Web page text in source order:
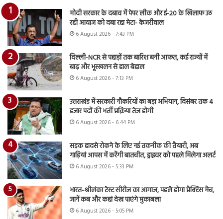
मोदी सरकार के दबाव में पेपर लीक और ई-20 के खिलाफ उठ
रही आवाज को दबा रहा मेटा- केजरीवाल
6 August 2026 - 7:43 PM
दिल्ली-NCR से पहाड़ों तक बारिश बनी आफत, कई राज्यों में
बाढ़ और भूस्खलन से हाल बेहाल
6 August 2026 - 7:13 PM
उत्तराखंड में सरकारी नौकरियों का बड़ा अभियान, दिसंबर तक 4
हजार पदों की भर्ती प्रक्रिया तेज होगी
6 August 2026 - 6:44 PM
सड़क हादसे रोकने के लिए नई तकनीक की तैयारी, अब
गाड़ियां आपस में करेंगी बातचीत, ड्राइवर को पहले मिलेगा अलर्ट
6 August 2026 - 5:33 PM
भारत-श्रीलंका टेस्ट सीरीज का आगाज, पहले होगा प्रैक्टिस मैच,
जानें कब और कहां देख पाएंगे मुकाबला
6 August 2026 - 5:05 PM